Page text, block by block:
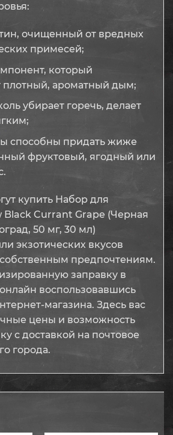
очищенный от вредных
примесей;
который
плотный, ароматный дым;
убирает горечь, делает
способны придать жиже
фруктовый, ягодный или
купить Набор для
Black Currant Grape (Черная
50 мг, 30 мл)
экзотических вкусов
собственным предпочтениям.
заправку в
воспользовавшись
магазина. Здесь вас
цены и возможность
с доставкой на почтовое
города.